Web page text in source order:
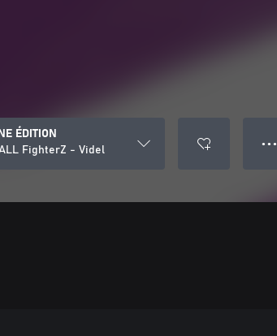
ÉDITION
FighterZ - Videl
● ● ●